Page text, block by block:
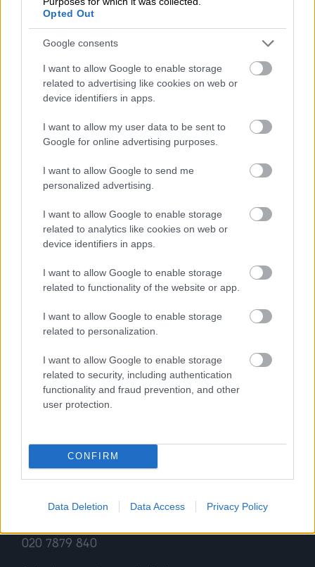
Opted Out
Google consents
I want to allow Google to enable storage
related to advertising like cookies on web or
device identifiers in apps.
I want to allow my user data to be sent to
Google for online advertising purposes.
I want to allow Google to send me
personalized advertising.
I want to allow Google to enable storage
related to analytics like cookies on web or
device identifiers in apps.
I want to allow Google to enable storage
related to functionality of the website or app.
I want to allow Google to enable storage
related to personalization.
I want to allow Google to enable storage
related to security, including authentication
functionality and fraud prevention, and other
user protection.
CONFIRM
Data Deletion Data Access Privacy Policy
Finago Sign
Procountor Tallennus
Procountor Toiminnanohjaus
Tutustu ohjelmistoihin
Tutustu Procountoriin
Kokeile Sopimuskonetta
Kirjaudu ohjelmistoihin
Procountor
Procountor Solo
Sopimuskone
Asiakaspalvelu
Jätä tukipyyntö tästä
020 7879 840